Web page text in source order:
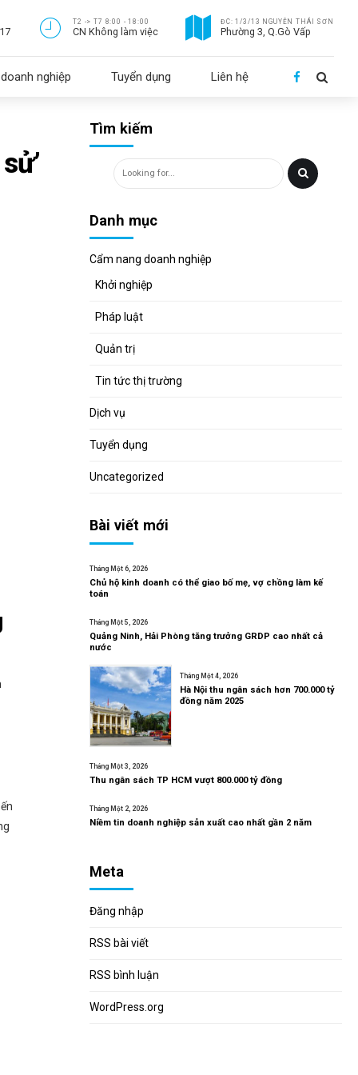
T2 -> T7 8:00 - 18:00
CN Không làm việc
ĐC: 1/3/13 NGUYỄN THÁI SƠN
Phường 3, Q.Gò Vấp
nghiệp Tuyển dụng Liên hệ
Tìm kiếm
Danh mục
Cẩm nang doanh nghiệp
Khởi nghiệp
Pháp luật
Quản trị
Tin tức thị trường
Dịch vụ
Tuyển dụng
Uncategorized
Bài viết mới
Tháng Một 6, 2026
Chủ hộ kinh doanh có thể giao bố mẹ, vợ chồng làm kế
toán
Tháng Một 5, 2026
Quảng Ninh, Hải Phòng tăng trưởng GRDP cao nhất cả
nước
Tháng Một 4, 2026
Hà Nội thu ngân sách hơn 700.000 tỷ
đồng năm 2025
Tháng Một 3, 2026
Thu ngân sách TP HCM vượt 800.000 tỷ đồng
Tháng Một 2, 2026
Niềm tin doanh nghiệp sản xuất cao nhất gần 2 năm
Meta
Đăng nhập
RSS bài viết
RSS bình luận
WordPress.org